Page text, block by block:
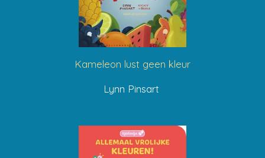
Kameleon lust geen kleur
Lynn Pinsart